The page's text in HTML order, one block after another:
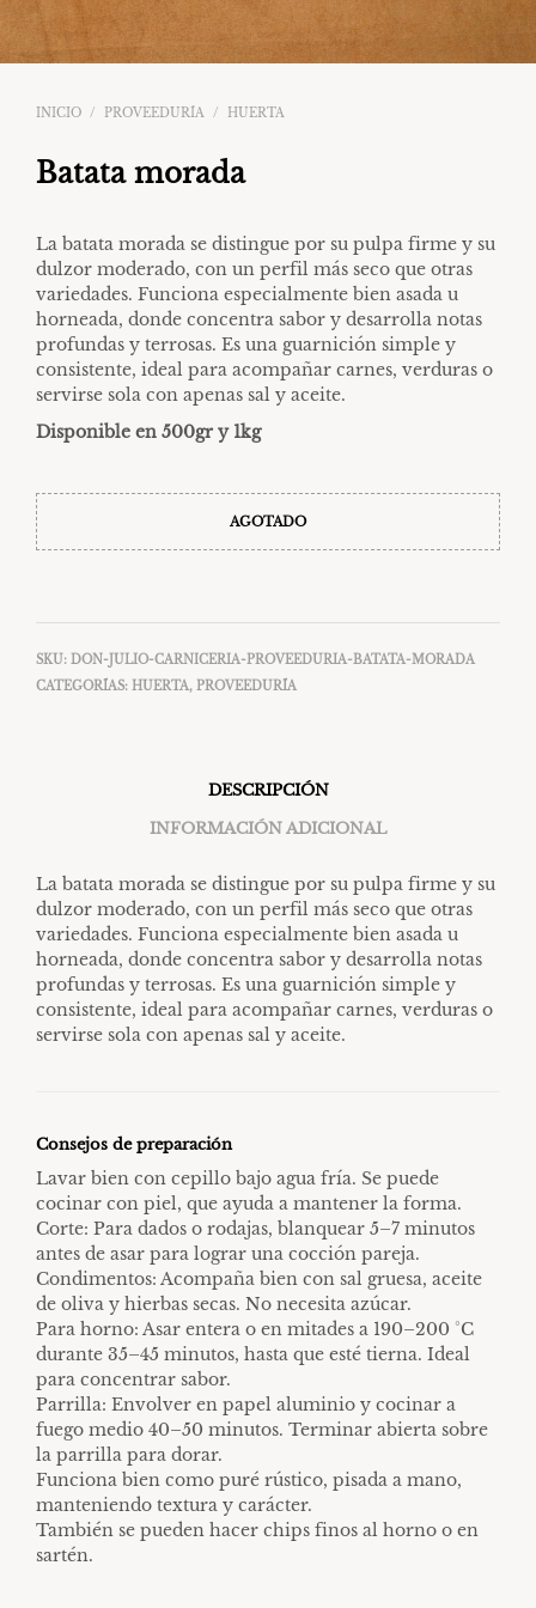
INICIO / PROVEEDURÍA / HUERTA
Batata morada
La batata morada se distingue por su pulpa firme y su
dulzor moderado, con un perfil más seco que otras
variedades. Funciona especialmente bien asada u
horneada, donde concentra sabor y desarrolla notas
profundas y terrosas. Es una guarnición simple y
consistente, ideal para acompañar carnes, verduras o
servirse sola con apenas sal y aceite.
Disponible en 500gr y 1kg
AGOTADO
SKU: DON-JULIO-CARNICERIA-PROVEEDURIA-BATATA-MORADA
CATEGORÍAS: HUERTA, PROVEEDURÍA
DESCRIPCIÓN
INFORMACIÓN ADICIONAL
La batata morada se distingue por su pulpa firme y su
dulzor moderado, con un perfil más seco que otras
variedades. Funciona especialmente bien asada u
horneada, donde concentra sabor y desarrolla notas
profundas y terrosas. Es una guarnición simple y
consistente, ideal para acompañar carnes, verduras o
servirse sola con apenas sal y aceite.
Consejos de preparación
Lavar bien con cepillo bajo agua fría. Se puede
cocinar con piel, que ayuda a mantener la forma.
Corte: Para dados o rodajas, blanquear 5–7 minutos
antes de asar para lograr una cocción pareja.
Condimentos: Acompaña bien con sal gruesa, aceite
de oliva y hierbas secas. No necesita azúcar.
Para horno: Asar entera o en mitades a 190–200 °C
durante 35–45 minutos, hasta que esté tierna. Ideal
para concentrar sabor.
Parrilla: Envolver en papel aluminio y cocinar a
fuego medio 40–50 minutos. Terminar abierta sobre
la parrilla para dorar.
Funciona bien como puré rústico, pisada a mano,
manteniendo textura y carácter.
También se pueden hacer chips finos al horno o en
sartén.